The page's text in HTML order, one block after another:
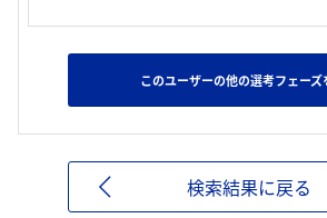
このユーザーの他の選考フェーズ
検索結果に戻る